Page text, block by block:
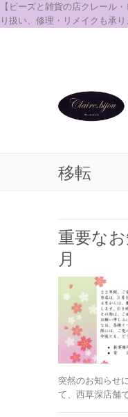
【ビーズと雑貨の店クレール
り扱い、修理・リメイクも承り
移転
重要な
月
突然のお知らせ
て、西草深店舗